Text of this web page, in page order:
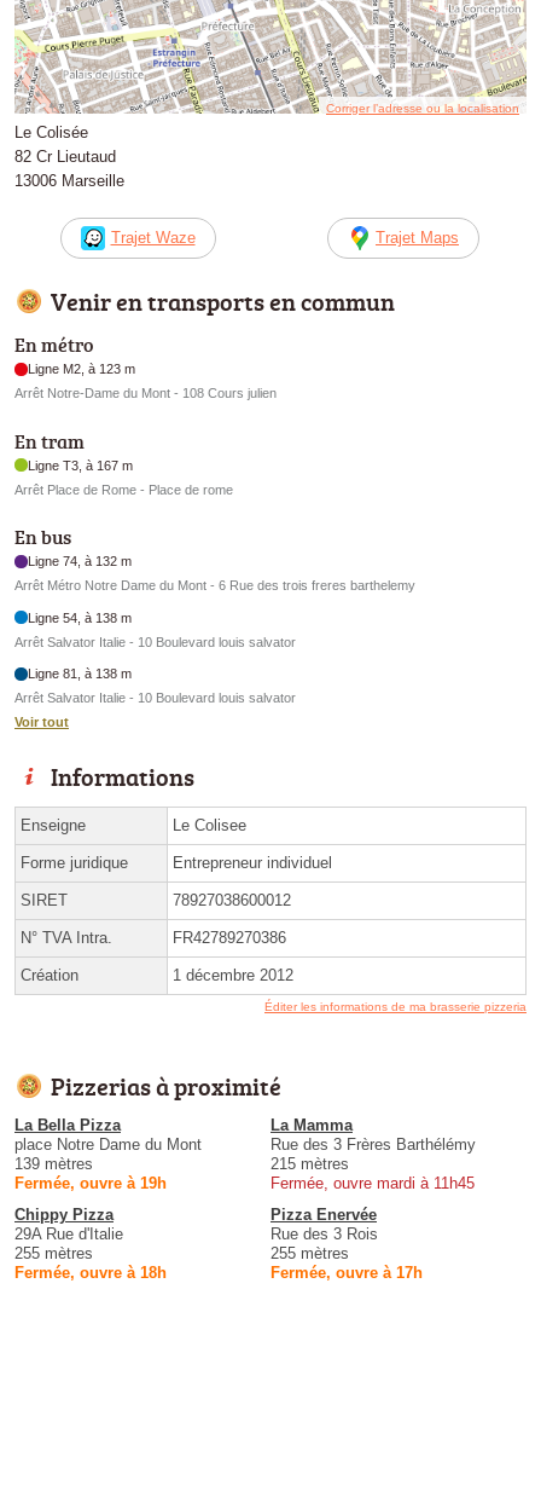
Corriger l’adresse ou la localisation
Le Colisée
82 Cr Lieutaud
13006 Marseille
Trajet Waze Trajet Maps
Venir en transports en commun
En métro
Ligne M2, à 123 m
Arrêt Notre-Dame du Mont - 108 Cours julien
En tram
Ligne T3, à 167 m
Arrêt Place de Rome - Place de rome
En bus
Ligne 74, à 132 m
Arrêt Métro Notre Dame du Mont - 6 Rue des trois freres barthelemy
Ligne 54, à 138 m
Arrêt Salvator Italie - 10 Boulevard louis salvator
Ligne 81, à 138 m
Arrêt Salvator Italie - 10 Boulevard louis salvator
Voir tout
Informations
Enseigne Le Colisee
Forme juridique Entrepreneur individuel
SIRET 78927038600012
N° TVA Intra. FR42789270386
Création 1 décembre 2012
Éditer les informations de ma brasserie pizzeria
Pizzerias à proximité
La Bella Pizza
place Notre Dame du Mont
139 mètres
Fermée, ouvre à 19h
La Mamma
Rue des 3 Frères Barthélémy
215 mètres
Fermée, ouvre mardi à 11h45
Chippy Pizza
29A Rue d'Italie
255 mètres
Fermée, ouvre à 18h
Pizza Enervée
Rue des 3 Rois
255 mètres
Fermée, ouvre à 17h